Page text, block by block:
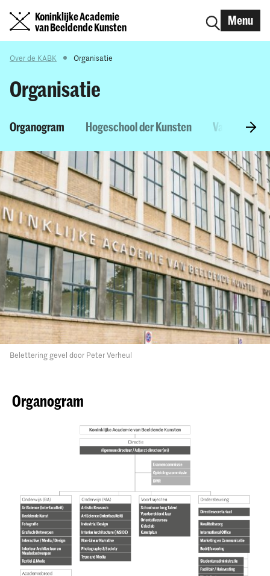
Koninklijke Academie
van Beeldende Kunsten
Menu
Over de KABK Organisatie
Organisatie
Organogram Hogeschool der Kunsten Vacatures
Belettering gevel door Peter Verheul
Organogram